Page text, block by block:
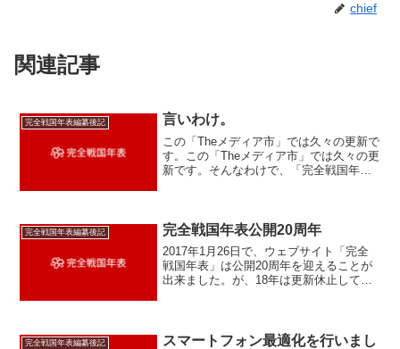
chief
関連記事
完全戦国年表編纂後記 言いわけ。
この「Theメディア市」では久々の更新で
す。この「Theメディア市」では久々の更
新です。そんなわけで、「完全戦国年
完全戦国年表編纂後記 完全戦国年表公開20周年
2017年1月26日で、ウェブサイト「完全
戦国年表」は公開20周年を迎えることが
出来ました。が、18年は更新休止してい
のはずっと構想に...
完全戦国年表編纂後記
スマートフォン最適化を行いまし